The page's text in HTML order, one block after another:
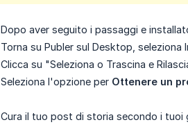
Dopo aver seguito i passaggi e
Torna su Publer sul Desktop, seleziona
Clicca su "Seleziona o Trascina e
Seleziona l'opzione per Ottenere un
Cura il tuo post di storia secondo i